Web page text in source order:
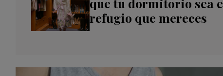
que tu dormitorio sea el
refugio que mereces